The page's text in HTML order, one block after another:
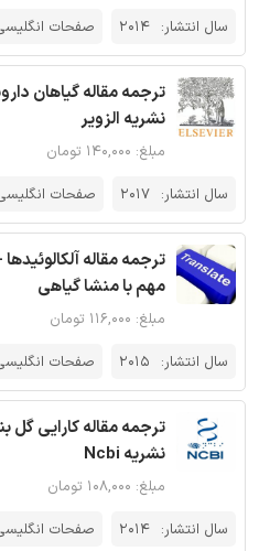
سال انتشار: 2014 صفحات
ترجمه مقاله گیاهان
نشریه الزویر
مبلغ: ۱۴۰,۰۰۰ تومان
سال انتشار: 2017 صفحات
ترجمه مقاله
مهم با منشا گیاهی
مبلغ: ۱۱۶,۰۰۰ تومان
سال انتشار: 2015 صفحات
ترجمه مقاله کارایی گل
نشریه Ncbi
مبلغ: ۱۰۸,۰۰۰ تومان
سال انتشار: 2014 صفحات